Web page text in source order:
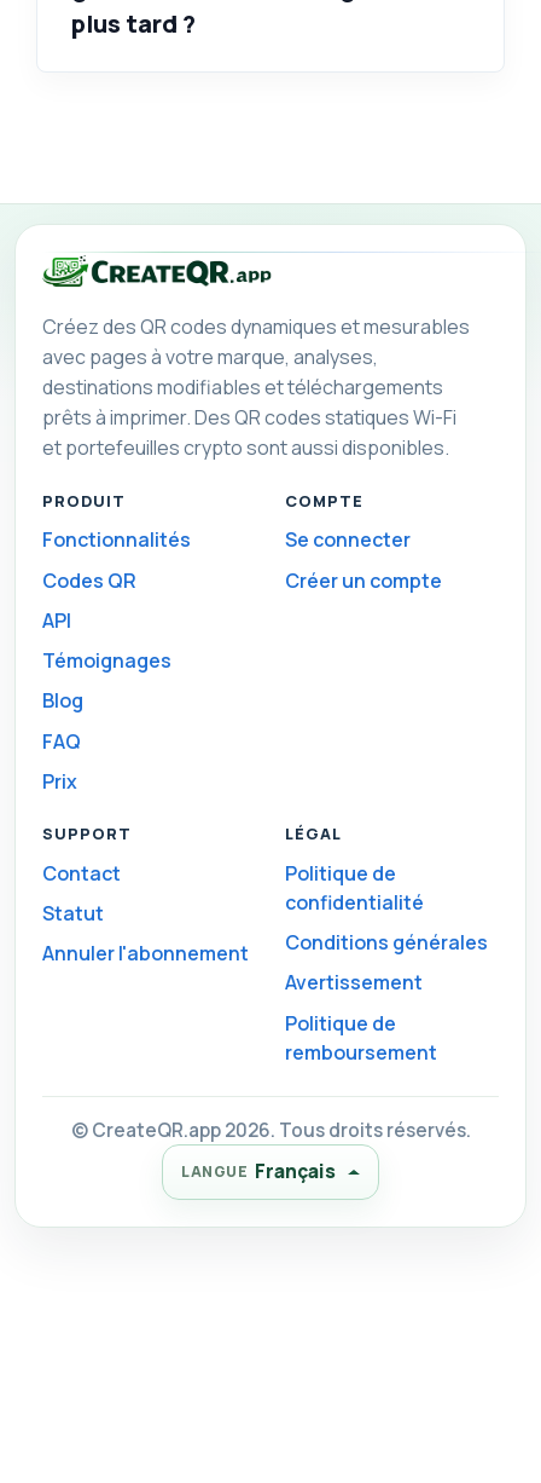
plus tard ?
Créez des QR codes dynamiques et mesurables
avec pages à votre marque, analyses,
destinations modifiables et téléchargements
prêts à imprimer. Des QR codes statiques Wi-Fi
et portefeuilles crypto sont aussi disponibles.
PRODUIT
Fonctionnalités
Codes QR
API
Témoignages
Blog
FAQ
Prix
COMPTE
Se connecter
Créer un compte
SUPPORT
Contact
Statut
Annuler l'abonnement
LÉGAL
Politique de
confidentialité
Conditions générales
Avertissement
Politique de
remboursement
© CreateQR.app 2026. Tous droits réservés.
LANGUE Français